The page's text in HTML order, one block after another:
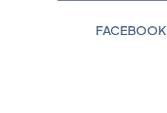
FACEBOOK